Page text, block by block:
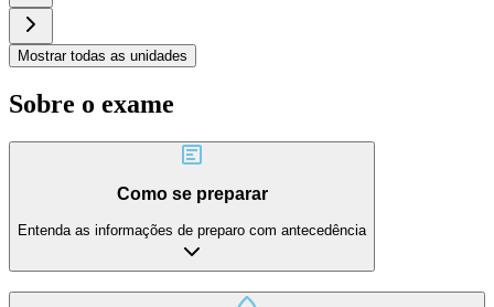
Mostrar todas as unidades
Sobre o exame
Como se preparar
Entenda as informações de preparo com antecedência